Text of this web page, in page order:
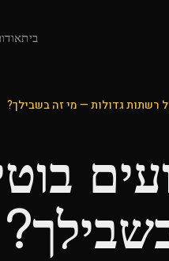
בית
רשתות גדולות — מי זה בשבילך?